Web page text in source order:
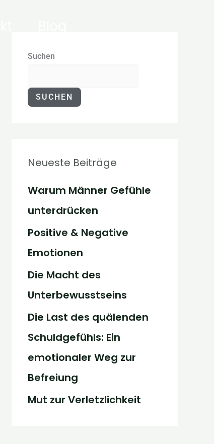
Suchen
SUCHEN
Neueste Beiträge
Warum Männer Gefühle
unterdrücken
Positive & Negative
Emotionen
Die Macht des
Unterbewusstseins
Die Last des quälenden
Schuldgefühls: Ein
emotionaler Weg zur
Befreiung
Mut zur Verletzlichkeit